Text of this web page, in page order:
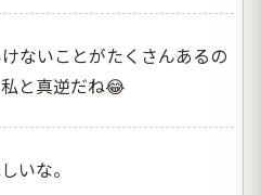
ないことがたくさんあるの
と真逆だね😂
いな。